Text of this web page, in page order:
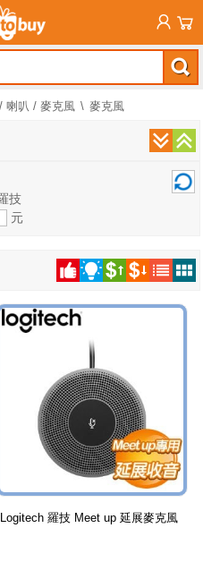
喇叭 / 麥克風 麥克風
技
元
Logitech 羅技 Meet up 延展麥克風